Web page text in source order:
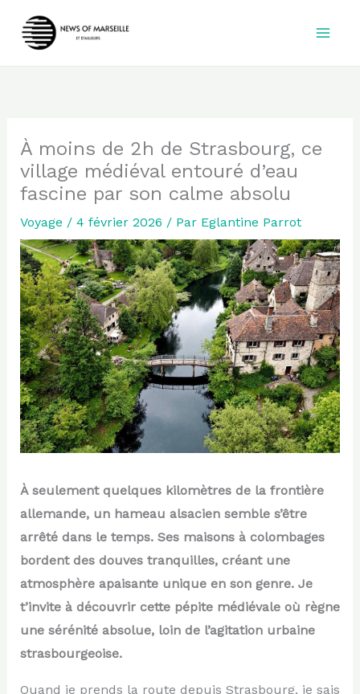
À moins de 2h de Strasbourg, ce
village médiéval entouré d’eau
fascine par son calme absolu
Voyage / 4 février 2026 / Par Eglantine Parrot
À seulement quelques kilomètres de la frontière
allemande, un hameau alsacien semble s’être
arrêté dans le temps. Ses maisons à colombages
bordent des douves tranquilles, créant une
atmosphère apaisante unique en son genre. Je
t’invite à découvrir cette pépite médiévale où règne
une sérénité absolue, loin de l’agitation urbaine
strasbourgeoise.
Quand je prends la route depuis Strasbourg, je sais